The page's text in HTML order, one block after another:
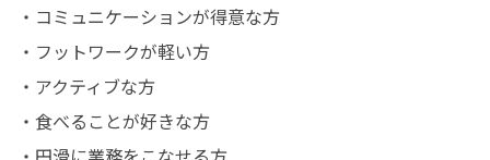
・コミュニケーションが得意な方
・フットワークが軽い方
・アクティブな方
・食べることが好きな方